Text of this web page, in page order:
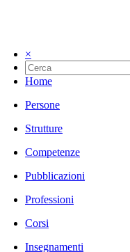
×
Home
Persone
Strutture
Competenze
Pubblicazioni
Professioni
Corsi
Insegnamenti